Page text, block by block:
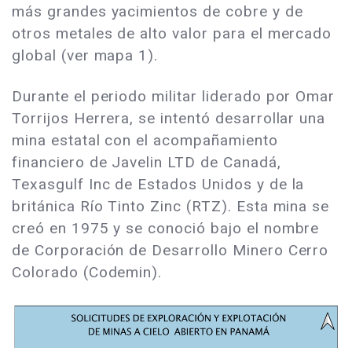
más grandes yacimientos de cobre y de
otros metales de alto valor para el mercado
global (ver mapa 1).
Durante el periodo militar liderado por Omar
Torrijos Herrera, se intentó desarrollar una
mina estatal con el acompañamiento
financiero de Javelin LTD de Canadá,
Texasgulf Inc de Estados Unidos y de la
británica Río Tinto Zinc (RTZ). Esta mina se
creó en 1975 y se conoció bajo el nombre
de Corporación de Desarrollo Minero Cerro
Colorado (Codemin).